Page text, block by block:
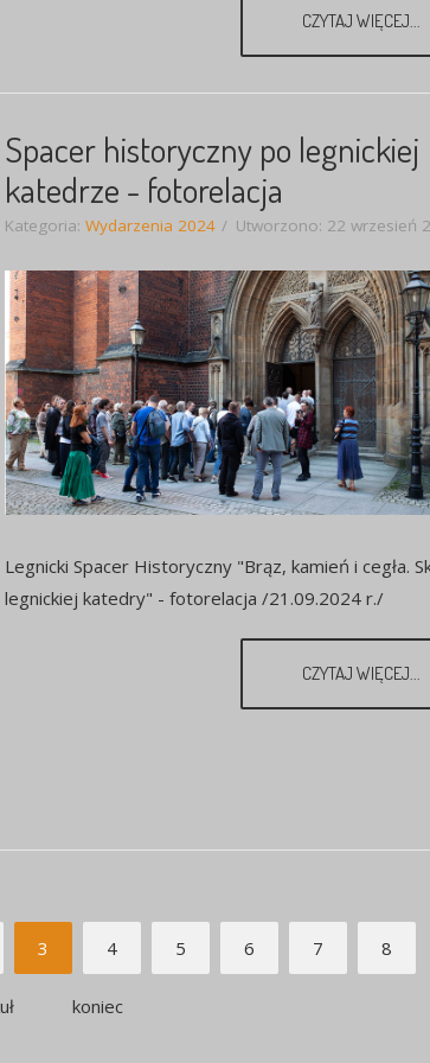
CZYTAJ WIĘCEJ...
Spacer historyczny po legnickiej
katedrze - fotorelacja
Kategoria: Wydarzenia 2024 Utworzono: 22 wrzesień
Legnicki Spacer Historyczny "Brąz, kamień i cegła.
legnickiej katedry" - fotorelacja /21.09.2024 r./
CZYTAJ WIĘCEJ...
3 4 5 6 7 8
koniec